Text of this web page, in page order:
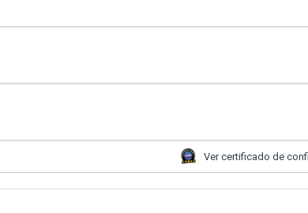
Ver certificado de